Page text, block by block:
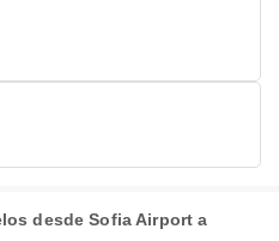
desde Sofia Airport a